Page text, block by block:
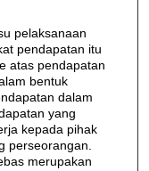
pelaksanaan
pendapatan itu
atas pendapatan
bentuk
dalam
yang
kepada pihak
perseorangan.
merupakan